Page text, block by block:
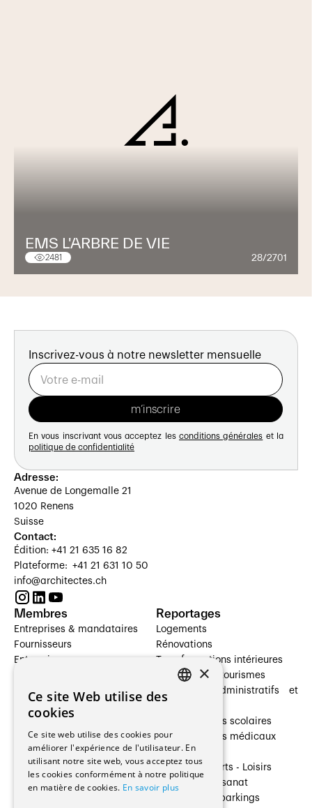
EMS L'ARBRE DE VIE
2481 28/2701
Inscrivez-vous à notre newsletter mensuelle
En vous inscrivant vous acceptez les conditions générales et la
politique de confidentialité
Adresse:
Avenue de Longemalle 21
1020 Renens
Suisse
Contact:
Édition: +41 21 635 16 82
Plateforme: +41 21 631 10 50
info@architectes.ch
Membres
Entreprises & mandataires
Fournisseurs
Entreprises
Architectes paysagistes
Architectes d'intérieur
Entreprises générales
Ingénieurs et mandataires
Fabricants / Fournisseurs
Reportages
Logements
Rénovations
Transformations intérieures
Hôtelleries et tourismes
Bâtiments administratifs et
Établissements scolaires
Établissements médicaux
Villas
Cultures - Sports - Loisirs
Industrie - Artisanat
Transports et parkings
×
Ce site Web utilise des
cookies
Ce site web utilise des cookies pour
améliorer l'expérience de l'utilisateur. En
utilisant notre site web, vous acceptez tous
les cookies conformément à notre politique
en matière de cookies. En savoir plus